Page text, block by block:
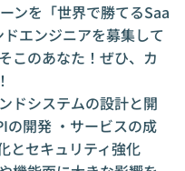
を「世界で勝てるSaa
エンジニアを募集して
このあなた！ぜひ、カ
ドシステムの設計と開
の開発 ・サービスの成
とセキュリティ強化